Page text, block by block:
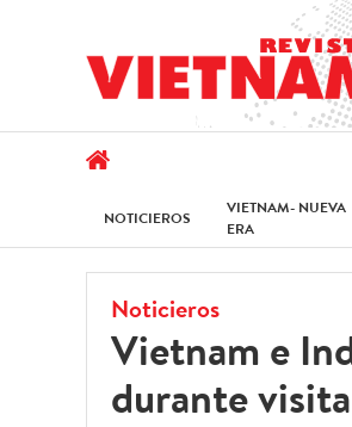
NOTICIEROS
VIETNAM- NUEVA
ERA
Noticieros
Vietnam e
durante